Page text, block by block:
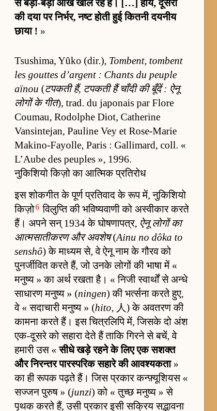
से बड़ी-बड़ी आँखें खोल रहे हैं। […] हाय, दूसरों
की दया पर निर्भर, नष्ट होती हुई कितनी दयनीय
छाया ! »
Tsushima, Yûko (dir.), Tombent, tombent
les gouttes d’argent : Chants du peuple
aïnou (टपकती हैं, टपकती हैं चाँदी की बूँदें : ऐनू
लोगों के गीत), trad. du japonais par Flore
Coumau, Rodolphe Diot, Catherine
Vansintejan, Pauline Vey et Rose-Marie
Makino-Fayolle, Paris : Gallimard, coll. «
L’Aube des peuples », 1996.
नुकिशियो किज़ो का आत्मिक प्रतिरोध
इस शोकगीत के पूर्ण प्रतिवाद के रूप में, नुकिशियो
किज़ो6 विलुप्ति की भविष्यवाणी को अस्वीकार करते
हैं। अपने सन् 1934 के घोषणापत्र, ऐनू लोगों का
आत्मसातीकरण और अवशेष(Ainu no dôka to
senshô) के माध्यम से, वे ऐनू नाम के गौरव को
पुनर्जीवित करते हैं, जो उनके लोगों की भाषा में «
मनुष्य » का अर्थ रखता है। « निजी स्वार्थों से अन्धे
साधारण मनुष्य » (ningen) की भर्त्सना करते हुए,
वे « सदाचारी मनुष्य » (hito, 人) के अवतरण की
कामना करते हैं। इस चित्रलिपि में, जिसके दो अंश
एक-दूसरे को सहारा देते हैं ताकि गिरने से बचें, वे
हमारी उस «सीधे खड़े रहने के लिए एक सशक्त
और निरन्तर पारस्परिक सहारे की आवश्यकता»
का ही रूपक पढ़ते हैं। जिस प्रकार कन्फ़्यूशियस «
सज्जन पुरुष » (junzi) को « तुच्छ मनुष्य » से
पृथक करते हैं, उसी प्रकार इसी सक्रिय सद्भावना